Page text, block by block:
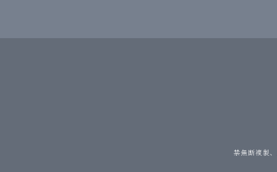
禁無断複製